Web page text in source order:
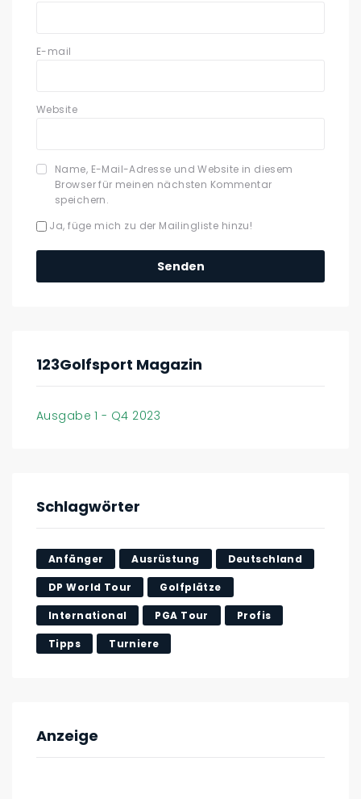
E-mail
Website
Name, E-Mail-Adresse und Website in diesem
Browser für meinen nächsten Kommentar
speichern.
Ja, füge mich zu der Mailingliste hinzu!
123Golfsport Magazin
Ausgabe 1 - Q4 2023
Schlagwörter
Anfänger Ausrüstung Deutschland
DP World Tour Golfplätze
International PGA Tour Profis
Tipps Turniere
Anzeige